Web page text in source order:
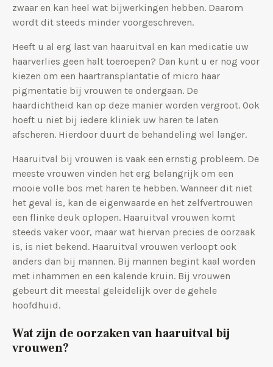
zwaar en kan heel wat bijwerkingen hebben. Daarom
wordt dit steeds minder voorgeschreven.
Heeft u al erg last van haaruitval en kan medicatie uw
haarverlies geen halt toeroepen? Dan kunt u er nog voor
kiezen om een haartransplantatie of micro haar
pigmentatie bij vrouwen te ondergaan. De
haardichtheid kan op deze manier worden vergroot. Ook
hoeft u niet bij iedere kliniek uw haren te laten
afscheren. Hierdoor duurt de behandeling wel langer.
Haaruitval bij vrouwen is vaak een ernstig probleem. De
meeste vrouwen vinden het erg belangrijk om een
mooie volle bos met haren te hebben. Wanneer dit niet
het geval is, kan de eigenwaarde en het zelfvertrouwen
een flinke deuk oplopen. Haaruitval vrouwen komt
steeds vaker voor, maar wat hiervan precies de oorzaak
is, is niet bekend. Haaruitval vrouwen verloopt ook
anders dan bij mannen. Bij mannen begint kaal worden
met inhammen en een kalende kruin. Bij vrouwen
gebeurt dit meestal geleidelijk over de gehele
hoofdhuid.
Wat zijn de oorzaken van haaruitval bij
vrouwen?